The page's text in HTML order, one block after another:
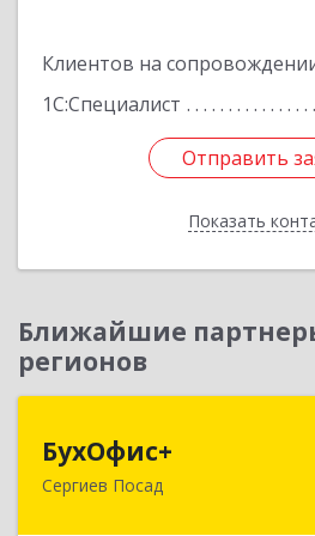
Клиентов на
1С:Специалист
Отправить
Показать
Отправить
Назад
Ближайшие
регионов
БухОфис+
Сергиев Посад
141304, Московская обл,